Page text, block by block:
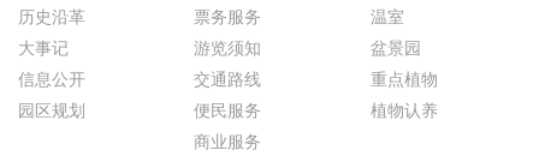
历史沿革
大事记
信息公开
园区规划
票务服务
游览须知
交通路线
便民服务
商业服务
温室
盆景园
重点植物
植物认养